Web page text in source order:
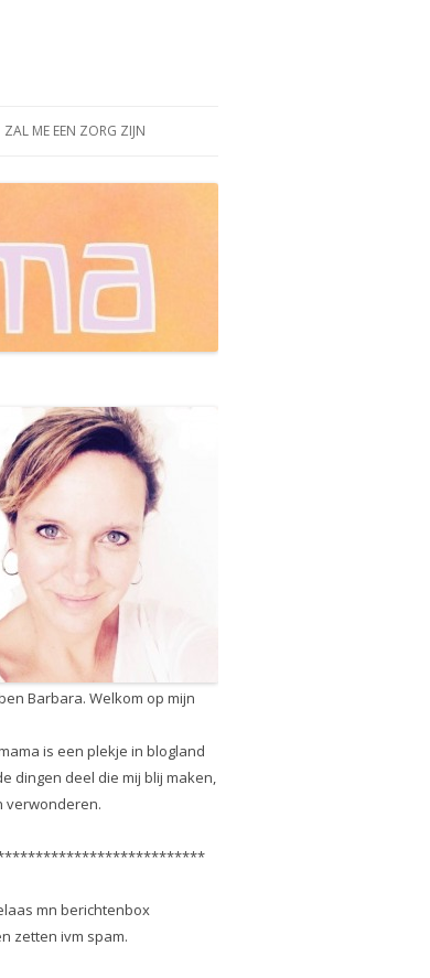
ZAL ME EEN ZORG ZIJN
Barbara. Welkom op mijn
is een plekje in blogland
dingen deel die mij blij maken,
verwonderen.
mn berichtenbox
zetten ivm spam.